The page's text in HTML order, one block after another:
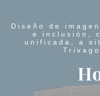
Diseño de
e inclusión,
unificada, a